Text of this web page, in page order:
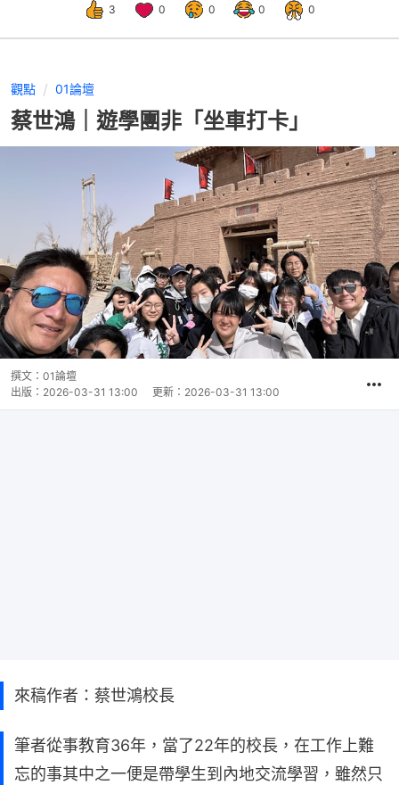
3 0 0 0 0
觀點 01論壇
蔡世鴻｜遊學團非「坐車打卡」
撰文： 01論壇
出版： 2026-03-31 13:00 更新： 2026-03-31 13:00
來稿作者：蔡世鴻校長
筆者從事教育36年，當了22年的校長，在工作上難
忘的事其中之一便是帶學生到內地交流學習，雖然只